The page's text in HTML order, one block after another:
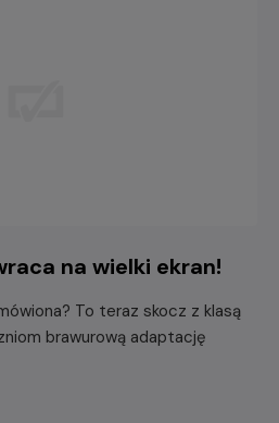
na wielki ekran!
To teraz skocz z klasą
brawurową adaptację